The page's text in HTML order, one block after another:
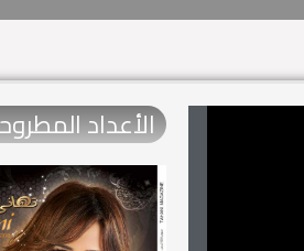
الأعداد المطروحة​